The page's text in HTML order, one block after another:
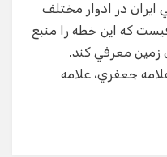
ايران در ادوار مختلف
كه اين خطه را منبع
زمين معرفي كند.
جعفري، علامه